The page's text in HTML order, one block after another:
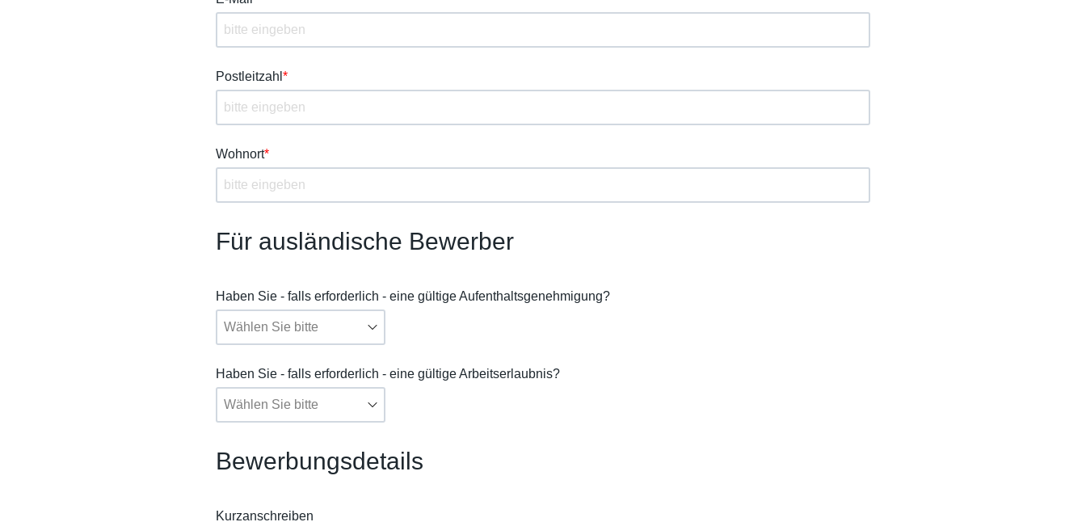
Postleitzahl*
Wohnort*
Für ausländische Bewerber
Haben Sie - falls erforderlich - eine gültige Aufenthaltsgenehmigung?
Haben Sie - falls erforderlich - eine gültige Arbeitserlaubnis?
Bewerbungsdetails
Kurzanschreiben